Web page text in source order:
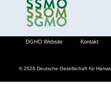
© 2026 Deutsche Gesellschaft für
DGHO Website Kontakt